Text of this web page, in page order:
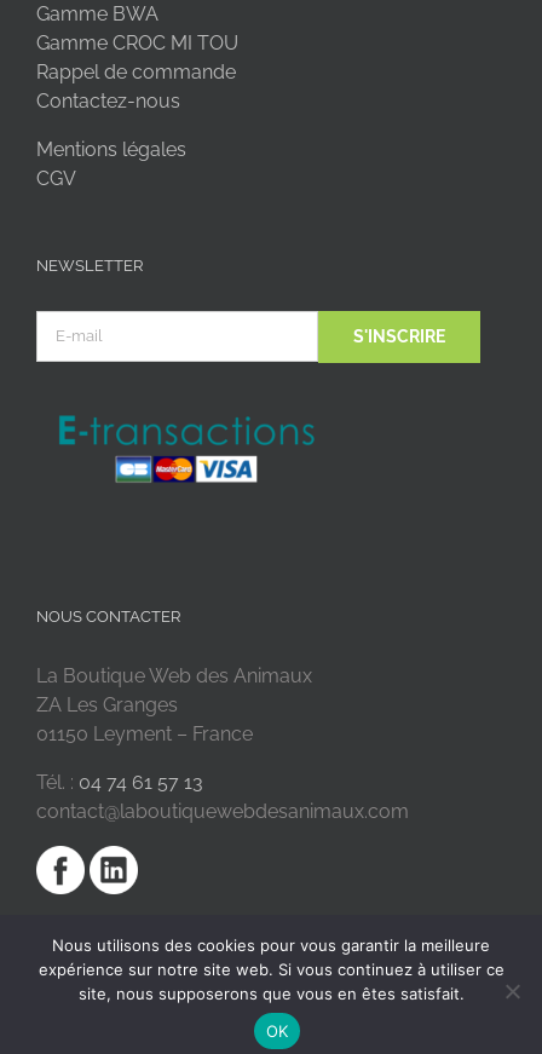
Gamme BWA
Gamme CROC MI TOU
Rappel de commande
Contactez-nous
Mentions légales
CGV
NEWSLETTER
NOUS CONTACTER
La Boutique Web des Animaux
ZA Les Granges
01150 Leyment – France
Tél. : 04 74 61 57 13
contact@laboutiquewebdesanimaux.com
2018 © La Boutique Web des Animaux | Réalisé par
Nous utilisons des cookies pour vous garantir la meilleure
expérience sur notre site web. Si vous continuez à utiliser ce
site, nous supposerons que vous en êtes satisfait.
OK